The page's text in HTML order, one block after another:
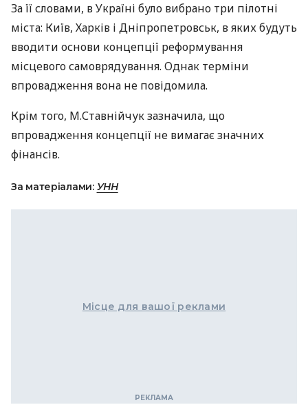
За її словами, в Україні було вибрано три пілотні
міста: Київ, Харків і Дніпропетровськ, в яких будуть
вводити основи концепції реформування
місцевого самоврядування. Однак терміни
впровадження вона не повідомила.
Крім того, М.Ставнійчук зазначила, що
впровадження концепції не вимагає значних
фінансів.
За матеріалами: УНН
Місце для вашої реклами